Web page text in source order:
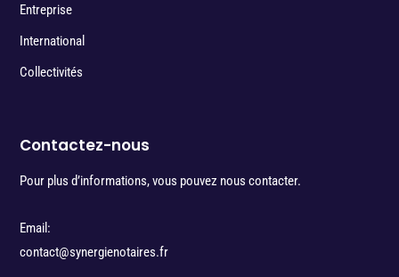
Entreprise
International
Collectivités
Contactez-nous
Pour plus d’informations, vous pouvez nous contacter.
Email:
contact@synergienotaires.fr